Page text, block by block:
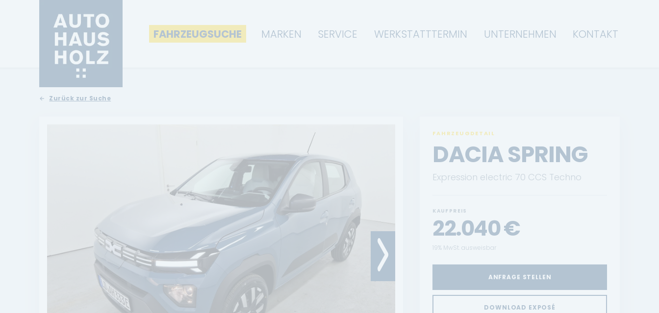
FAHRZEUGSUCHE MARKEN SERVICE WERKSTATTTERMIN UNTERNEHMEN KONTAKT
Zurück zur Suche
FAHRZEUGDETAIL
DACIA SPRING
Expression electric 70 CCS Techno
KAUFPREIS
22.040€
19% MwSt. ausweisbar
ANFRAGE STELLEN
DOWNLOAD EXPOSÉ